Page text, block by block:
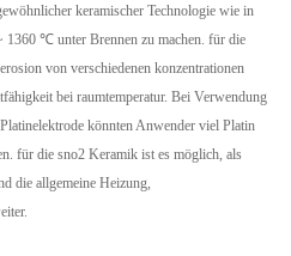
keramischer Technologie wie in
1360 ℃ unter Brennen zu machen. für die
von verschiedenen konzentrationen
bei raumtemperatur. Bei Verwendung
könnten Anwender viel Platin
für die sno2 Keramik ist es möglich, als
die allgemeine Heizung,